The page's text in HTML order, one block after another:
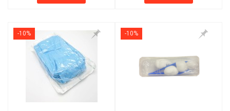
-10% -10%